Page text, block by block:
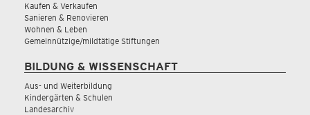
Kaufen & Verkaufen
Sanieren & Renovieren
Wohnen & Leben
Gemeinnützige/mildtätige Stiftungen
BILDUNG & WISSENSCHAFT
Aus- und Weiterbildung
Kindergärten & Schulen
Landesarchiv